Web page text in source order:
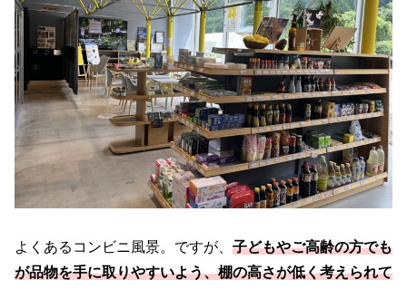
よくあるコンビニ風景。ですが、 子どもやご高齢の方でも
が品物を手に取りやすいよう、棚の高さが低く考えられて